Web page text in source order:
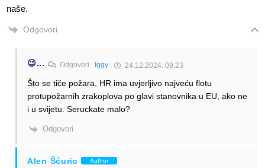
naše.
Odgovori
😉... Odgovori Iggy 24.12.2024. 09:23
Što se tiče požara, HR ima uvjerljivo najveću flotu
protupožarnih zrakoplova po glavi stanovnika u EU, ako ne
i u svijetu. Seruckate malo?
Odgovori
Alen Šćuric Author